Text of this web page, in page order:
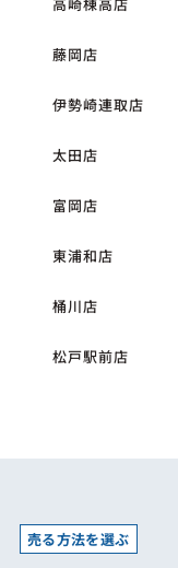
高崎棟高店
藤岡店
伊勢崎連取店
太田店
富岡店
東浦和店
桶川店
松戸駅前店
売る方法を選ぶ